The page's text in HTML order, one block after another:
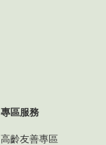
專區服務
高齡友善專區